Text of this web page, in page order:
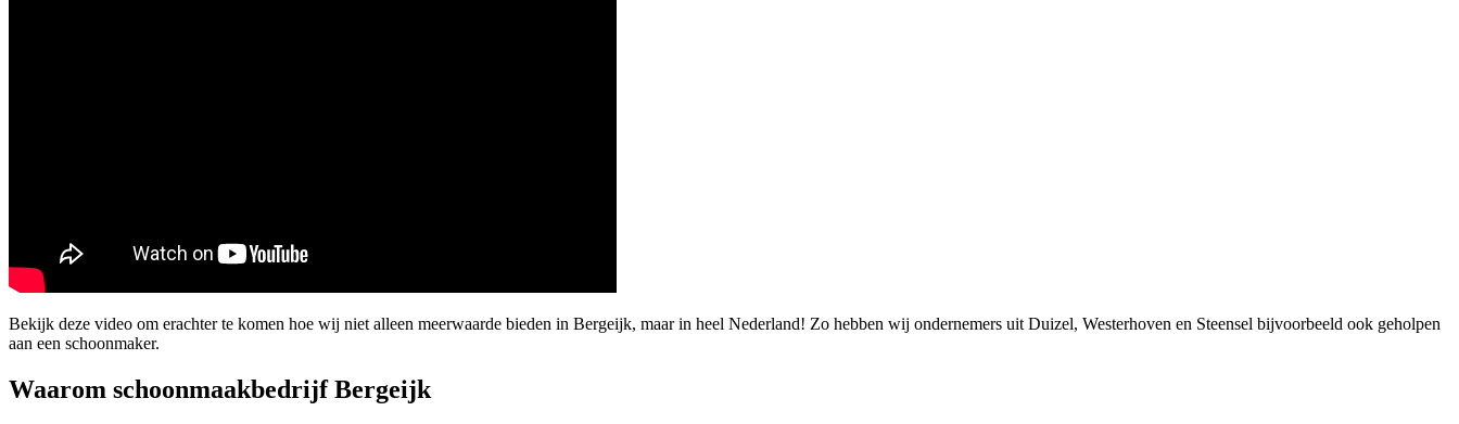
Bekijk deze video om erachter te komen hoe wij niet alleen meerwaarde bieden in Bergeijk, maar in heel Nederland! Zo hebben wij ondernemers uit Duizel, Westerhoven en Steensel bijvoorbeeld ook geholpen
aan een schoonmaker.
Waarom schoonmaakbedrijf Bergeijk